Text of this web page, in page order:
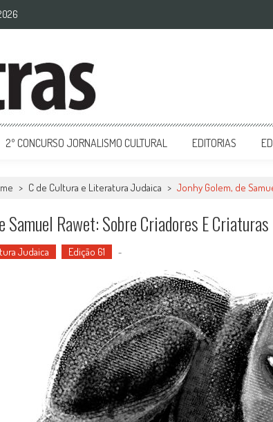
2º CONCURSO JORNALISMO CULTURAL EDITORIAS
> C de Cultura e Literatura Judaica > Jonhy Golem, de
Samuel Rawet: Sobre Criadores E Criaturas
Judaica Edição 61 -